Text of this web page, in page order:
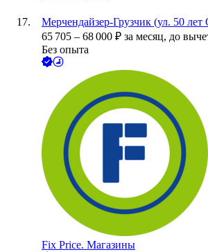
Мерчендайзер-Грузчик (ул. 50 лет
65 705 – 68 000 ₽ за месяц, до
Без опыта
Fix Price. Магазины